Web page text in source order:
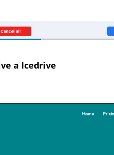
a Icedrive